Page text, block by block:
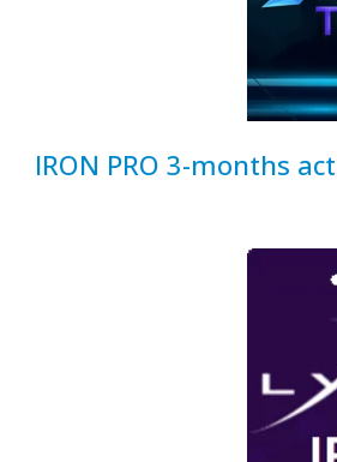
IRON PRO 3-months